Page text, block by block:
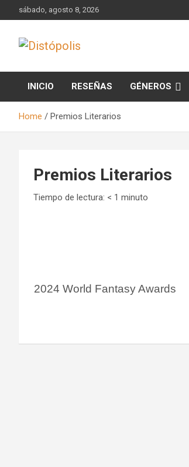
to
sábado, agosto 8, 2026
Distópolis
INICIO RESEÑAS GÉNEROS
Home Premios Literarios
Premios Literarios
Tiempo de lectura: < 1 minuto
2024 World Fantasy Awards